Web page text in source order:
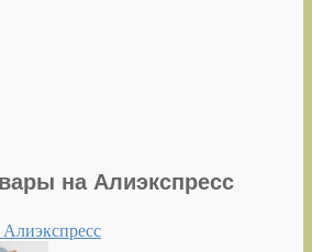
на Алиэкспресс